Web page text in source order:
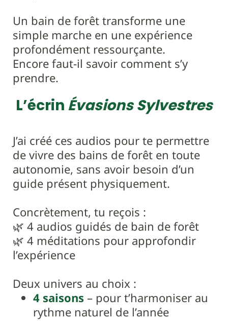
Un bain de forêt transforme une
simple marche en une expérience
profondément ressourçante.
Encore faut-il savoir comment s’y
prendre.
L’écrin Évasions Sylvestres
J’ai créé ces audios pour te permettre
de vivre des bains de forêt en toute
autonomie, sans avoir besoin d’un
guide présent physiquement.
Concrètement, tu reçois :
🌿 4 audios guidés de bain de forêt
🌿 4 méditations pour approfondir
l’expérience
Deux univers au choix :
4 saisons – pour t’harmoniser au
rythme naturel de l’année